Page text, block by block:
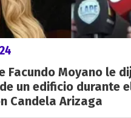
Facundo Moyano le
un edificio durante
Candela Arizaga